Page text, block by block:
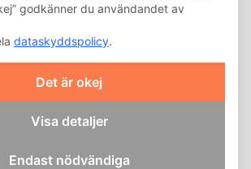
godkänner du användandet av
dataskyddspolicy.
Det är okej
Visa detaljer
Endast nödvändiga